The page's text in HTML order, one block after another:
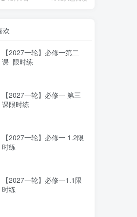
欢
【2027一轮】必修一第二
课 限时练
【2027一轮】必修一 第三
课限时练
【2027一轮】必修一 1.2限
时练
【2027一轮】必修一1.1限
时练